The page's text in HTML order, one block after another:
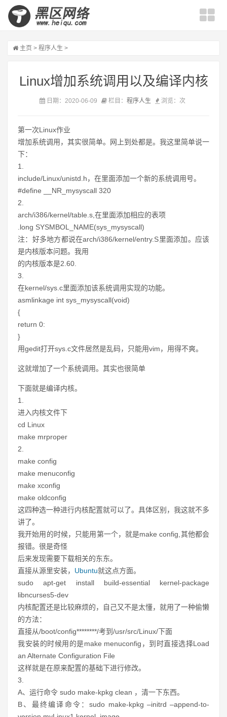
主页 > 程序人生 >
Linux增加系统调用以及编译内核
日期：2020-06-09 栏目： 程序人生 浏览： 次
第一次Linux作业
增加系统调用，其实很简单。网上到处都是。我这里简单说一
下：
1.
include/Linux/unistd.h，在里面添加一个新的系统调用号。
#define __NR_mysyscall 320
2.
arch/i386/kernel/table.s,在里面添加相应的表项
.long SYSMBOL_NAME(sys_mysyscall)
注：好多地方都说在arch/i386/kernel/entry.S里面添加。应该
是内核版本问题。我用
的内核版本是2.60.
3.
在kernel/sys.c里面添加该系统调用实现的功能。
asmlinkage int sys_mysyscall(void)
{
return 0:
}
用gedit打开sys.c文件居然是乱码，只能用vim，用得不爽。
这就增加了一个系统调用。其实也很简单
下面就是编译内核。
1.
进入内核文件下
cd Linux
make mrproper
2.
make config
make menuconfig
make xconfig
make oldconfig
这四种选一种进行内核配置就可以了。具体区别，我这就不多
讲了。
我开始用的时候，只能用第一个，就是make config,其他都会
报错。很是奇怪
后来发现需要下载相关的东东。
直接从源里安装， Ubuntu就这点方面。
sudo apt-get install build-essential kernel-package
libncurses5-dev
内核配置还是比较麻烦的，自己又不是太懂，就用了一种偷懒
的方法：
直接从/boot/config********/考到/usr/src/Linux/下面
我安装的时候用的是make menuconfig，到时直接选择Load
an Alternate Configuration File
这样就是在原来配置的基础下进行修改。
3.
A、运行命令 sudo make-kpkg clean ，清一下东西。
B、最终编译命令：sudo make-kpkg –initrd –append-to-